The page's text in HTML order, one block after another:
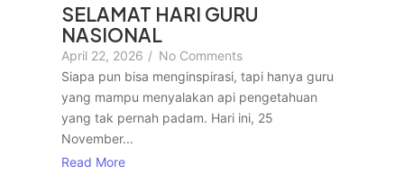
SELAMAT HARI GURU
NASIONAL
April 22, 2026 / No Comments
Siapa pun bisa menginspirasi, tapi hanya guru
yang mampu menyalakan api pengetahuan
yang tak pernah padam. Hari ini, 25
November...
Read More